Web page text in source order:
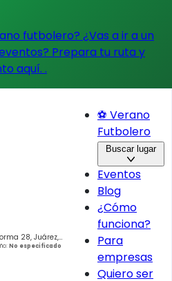
futbolero? ¿Vas a ir a un
Prepara tu ruta y
aquí. .
28, Juárez,
Juárez, CDMX,
No especificado
⚽ Verano
Futbolero
Buscar lugar
Eventos
Blog
¿Cómo
funciona?
Para
empresas
Quiero ser